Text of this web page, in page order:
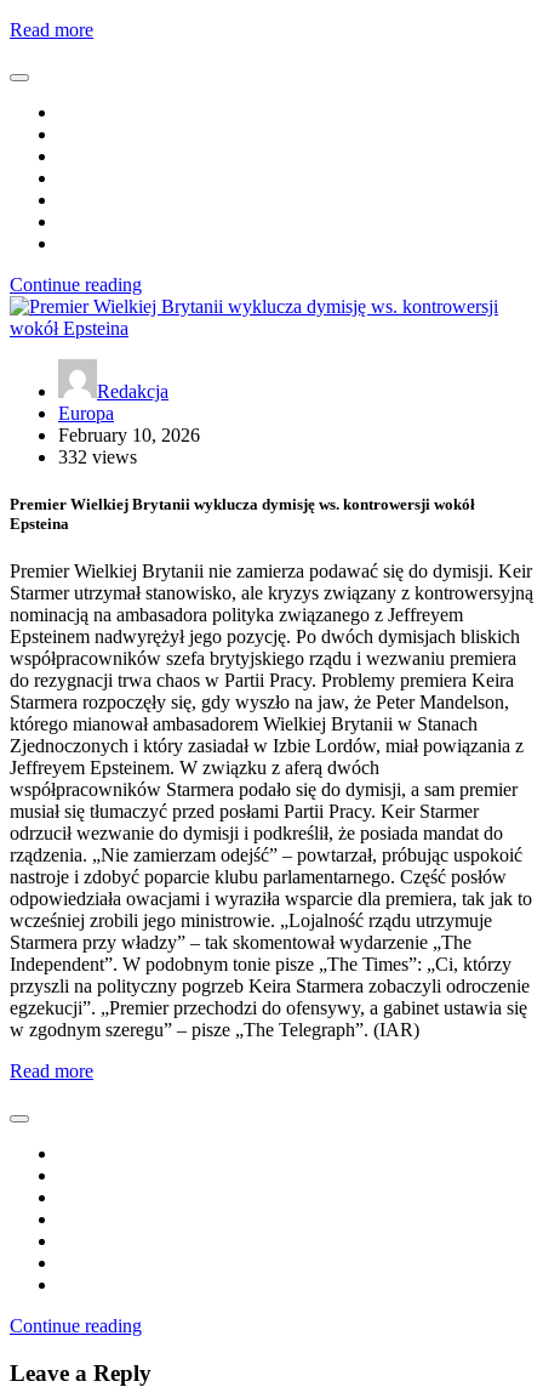
Read more
Continue reading
Redakcja
Europa
February 10, 2026
332 views
Premier Wielkiej Brytanii wyklucza dymisję ws. kontrowersji wokół
Epsteina
Premier Wielkiej Brytanii nie zamierza podawać się do dymisji. Keir
Starmer utrzymał stanowisko, ale kryzys związany z kontrowersyjną
nominacją na ambasadora polityka związanego z Jeffreyem
Epsteinem nadwyrężył jego pozycję. Po dwóch dymisjach bliskich
współpracowników szefa brytyjskiego rządu i wezwaniu premiera
do rezygnacji trwa chaos w Partii Pracy. Problemy premiera Keira
Starmera rozpoczęły się, gdy wyszło na jaw, że Peter Mandelson,
którego mianował ambasadorem Wielkiej Brytanii w Stanach
Zjednoczonych i który zasiadał w Izbie Lordów, miał powiązania z
Jeffreyem Epsteinem. W związku z aferą dwóch
współpracowników Starmera podało się do dymisji, a sam premier
musiał się tłumaczyć przed posłami Partii Pracy. Keir Starmer
odrzucił wezwanie do dymisji i podkreślił, że posiada mandat do
rządzenia. „Nie zamierzam odejść” – powtarzał, próbując uspokoić
nastroje i zdobyć poparcie klubu parlamentarnego. Część posłów
odpowiedziała owacjami i wyraziła wsparcie dla premiera, tak jak to
wcześniej zrobili jego ministrowie. „Lojalność rządu utrzymuje
Starmera przy władzy” – tak skomentował wydarzenie „The
Independent”. W podobnym tonie pisze „The Times”: „Ci, którzy
przyszli na polityczny pogrzeb Keira Starmera zobaczyli odroczenie
egzekucji”. „Premier przechodzi do ofensywy, a gabinet ustawia się
w zgodnym szeregu” – pisze „The Telegraph”. (IAR)
Read more
Continue reading
Leave a Reply